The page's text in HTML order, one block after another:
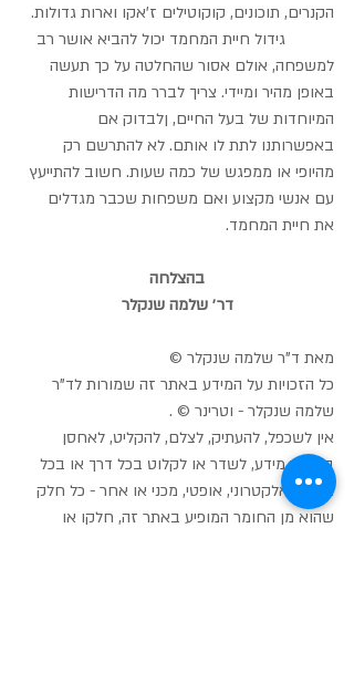
הקנרים, תוכונים, קוקוטילים ז'אקו וארות גדולות.
           גידול חיית המחמד יכול להביא אושר רב
למשפחה, אולם אסור שהחלטה על כך תעשה
באופן מהיר ומיידי. צריך לברר מה הדרישות
המיוחדות של בעל החיים, ןלבדוק אם
באפשרותנו לתת לו אותם. לא להתרשם רק
מהיופי או ממפגש של כמה שעות. חשוב להתייעץ
עם אנשי מקצוע ואם משפחות שכבר מגדלים
את חיית המחמד.
בהצלחה
דר׳ שלמה שנקלר
מאת ד"ר שלמה שנקלר ©
כל הזכויות על המידע באתר זה שמורות לד"ר
שלמה שנקלר - וטרינר © .
אין לשכפל, להעתיק, לצלם, להקליט, לאחסן
במאגר מידע, לשדר או לקלוט בכל דרך או בכל
אמצעי אלקטרוני, אופטי, מכני או אחר - כל חלק
שהוא מן החומר המופיע באתר זה, חלקו או